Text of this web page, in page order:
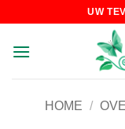
content
UW
HOME /